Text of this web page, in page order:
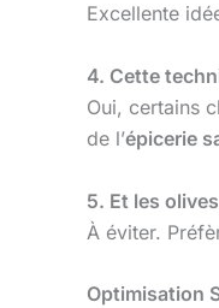
Excellente
4. Cette
Oui, certains
de l’épicerie
5. Et les
À éviter.
Optimisation